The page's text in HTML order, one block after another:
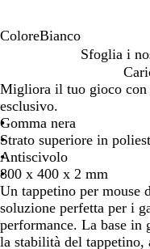
ColoreBianco
a
n
c
o
Sfoglia i
Migliora il tuo gioco con
esclusivo.
Gomma nera
Strato superiore in
Antiscivolo
800 x 400 x 2 mm
Un tappetino per mouse
soluzione perfetta per i
performance. La base in
la stabilità del tappetino,